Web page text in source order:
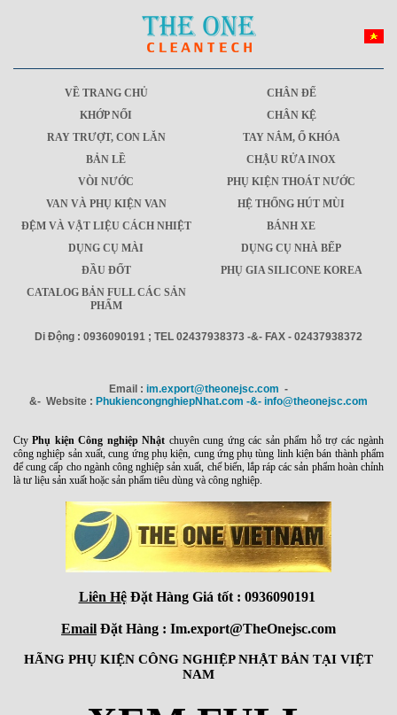
VỀ TRANG CHỦ
CHÂN ĐẾ
KHỚP NỐI
CHÂN KỆ
RAY TRƯỢT, CON LĂN
TAY NẮM, Ổ KHÓA
BẢN LỀ
CHẬU RỬA INOX
VÒI NƯỚC
PHỤ KIỆN THOÁT NƯỚC
VAN VÀ PHỤ KIỆN VAN
HỆ THỐNG HÚT MÙI
ĐỆM VÀ VẬT LIỆU CÁCH NHIỆT
BÁNH XE
DỤNG CỤ MÀI
DỤNG CỤ NHÀ BẾP
ĐẦU ĐỐT
PHỤ GIA SILICONE KOREA
CATALOG BẢN FULL CÁC SẢN
PHẨM
Di Động : 0936090191 ; TEL 02437938373 -&- FAX - 02437938372
Email : im.export@theonejsc.com -
&- Website : PhukiencongnghiepNhat.com -&- info@theonejsc.com
CtyPhụ kiện Công nghiệp Nhật chuyên cung ứng các sản phẩm hỗ trợ các ngành
công nghiệp sản xuất, cung ứng phụ kiện, cung ứng phụ tùng linh kiện bán thành phẩm
để cung cấp cho ngành công nghiệp sản xuất, chế biến, lắp ráp các sản phẩm hoàn chỉnh
là tư liệu sản xuất hoặc sản phẩm tiêu dùng và công nghiệp.
Liên HệĐặt Hàng Giá tốt : 0936090191
Email Đặt Hàng : Im.export@TheOnejsc.com
HÃNG PHỤ KIỆN CÔNG NGHIỆP NHẬT BẢN TẠI VIỆT
NAM